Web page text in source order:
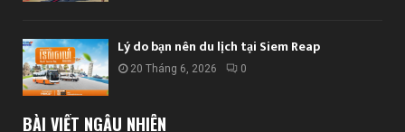
Lý do bạn nên du lịch tại Siem Reap
20 Tháng 6, 2026 0
BÀI VIẾT NGẪU NHIÊN